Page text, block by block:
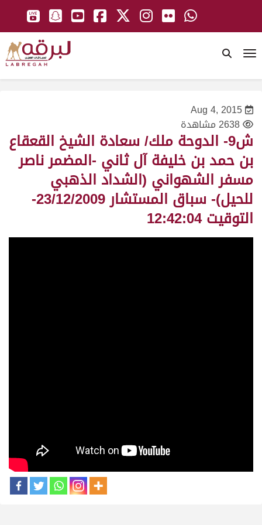
Aug 4, 2015
2638 مشاهدة
ش9- الدوحة ملك/ سعادة الشيخ القعقاع
بن حمد بن خليفة آل ثاني -المضمر ناصر
مسفر الشهواني (الشداد الذهبي
للحيل)- سباق المستشار 23/12/2009-
التوقيت 12:42:04